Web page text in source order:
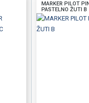
MARKER PILOT
PASTELNO ŽUTI B